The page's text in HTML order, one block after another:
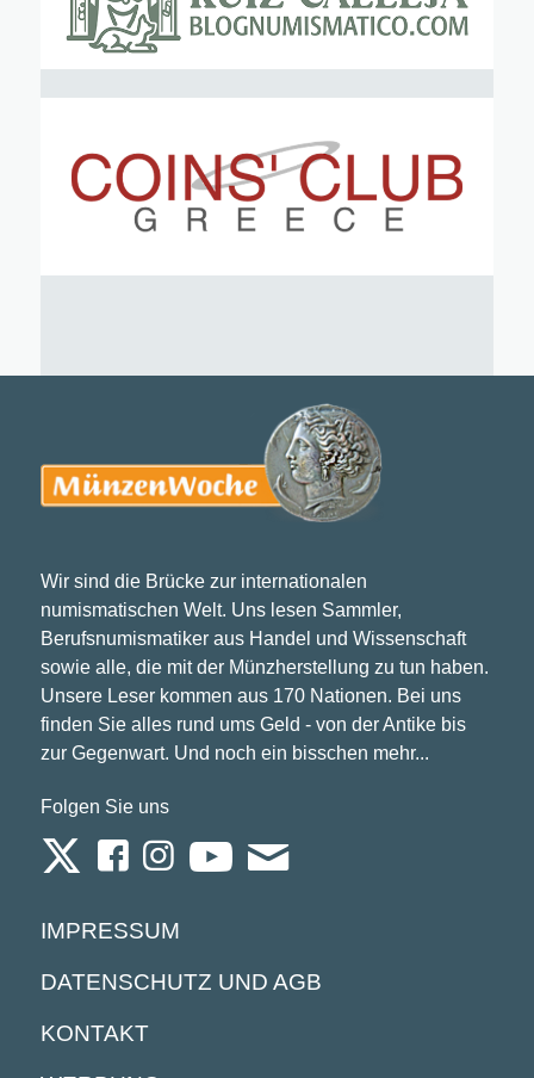
Wir sind die Brücke zur internationalen
numismatischen Welt. Uns lesen Sammler,
Berufsnumismatiker aus Handel und Wissenschaft
sowie alle, die mit der Münzherstellung zu tun haben.
Unsere Leser kommen aus 170 Nationen. Bei uns
finden Sie alles rund ums Geld - von der Antike bis
zur Gegenwart. Und noch ein bisschen mehr...
Folgen Sie uns
IMPRESSUM
DATENSCHUTZ UND AGB
KONTAKT